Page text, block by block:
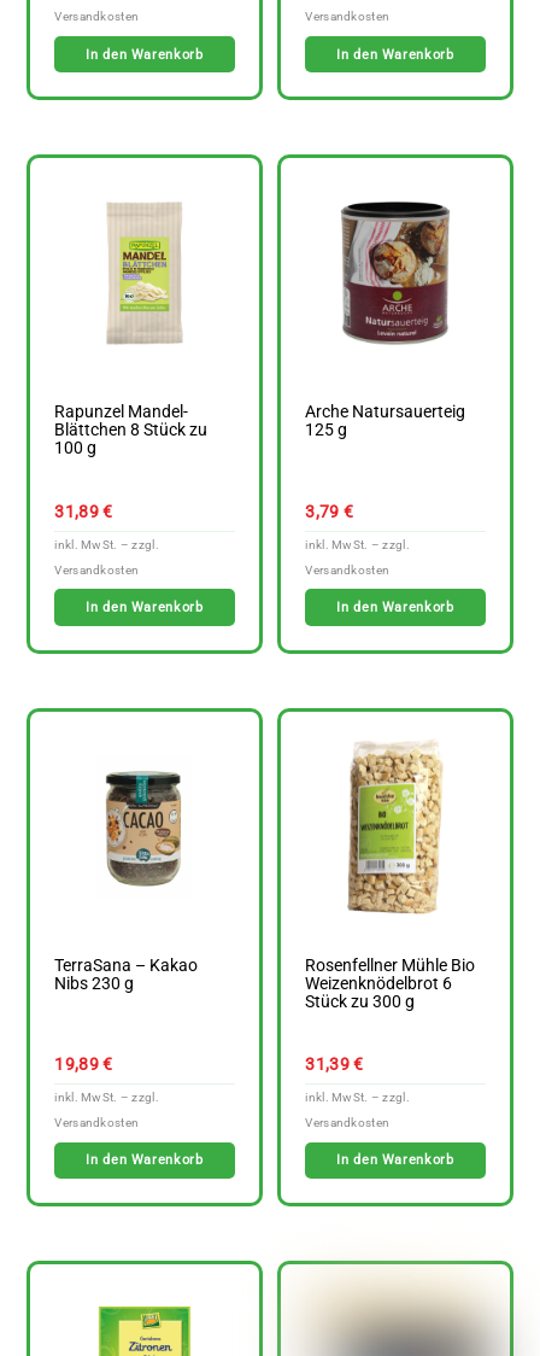
In den Warenkorb In den Warenkorb
Rapunzel Mandel-
Blättchen 8 Stück zu
100 g
31,89€
In den Warenkorb
Arche Natursauerteig
125 g
3,79 €
In den Warenkorb
TerraSana – Kakao
Nibs 230 g
19,89€
In den Warenkorb
Rosenfellner Mühle Bio
Weizenknödelbrot 6
Stück zu 300 g
31,39€
In den Warenkorb